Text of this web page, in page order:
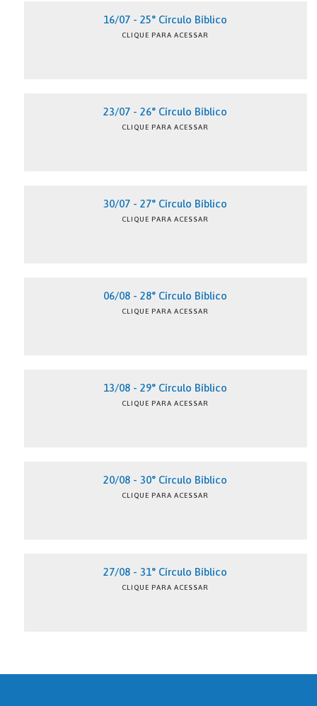
16/07 - 25° Círculo Bíblico
CLIQUE PARA ACESSAR
23/07 - 26° Círculo Bíblico
CLIQUE PARA ACESSAR
30/07 - 27° Círculo Bíblico
CLIQUE PARA ACESSAR
06/08 - 28° Círculo Bíblico
CLIQUE PARA ACESSAR
13/08 - 29° Círculo Bíblico
CLIQUE PARA ACESSAR
20/08 - 30° Círculo Bíblico
CLIQUE PARA ACESSAR
27/08 - 31° Círculo Bíblico
CLIQUE PARA ACESSAR